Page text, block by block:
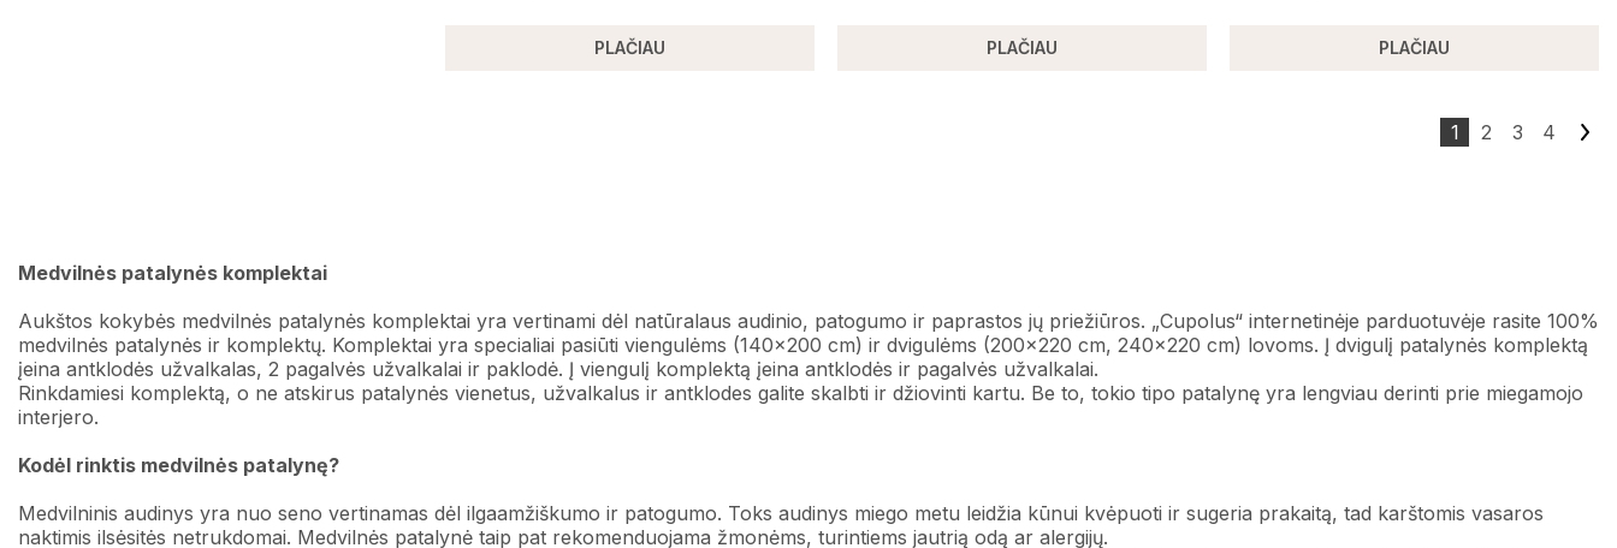
PLAČIAU PLAČIAU PLAČIAU
1 2 3 4
Medvilnės patalynės komplektai
Aukštos kokybės medvilnės patalynės komplektai yra vertinami dėl natūralaus audinio, patogumo ir paprastos jų priežiūros. „Cupolus“ internetinėje parduotuvėje rasite 100%
medvilnės patalynės ir komplektų. Komplektai yra specialiai pasiūti viengulėms (140×200 cm) ir dvigulėms (200×220 cm, 240×220 cm) lovoms. Į dvigulį patalynės komplektą
įeina antklodės užvalkalas, 2 pagalvės užvalkalai ir paklodė. Į viengulį komplektą įeina antklodės ir pagalvės užvalkalai.
Rinkdamiesi komplektą, o ne atskirus patalynės vienetus, užvalkalus ir antklodes galite skalbti ir džiovinti kartu. Be to, tokio tipo patalynę yra lengviau derinti prie miegamojo
interjero.
Kodėl rinktis medvilnės patalynę?
Medvilninis audinys yra nuo seno vertinamas dėl ilgaamžiškumo ir patogumo. Toks audinys miego metu leidžia kūnui kvėpuoti ir sugeria prakaitą, tad karštomis vasaros
naktimis ilsėsitės netrukdomai. Medvilnės patalynė taip pat rekomenduojama žmonėms, turintiems jautrią odą ar alergijų.